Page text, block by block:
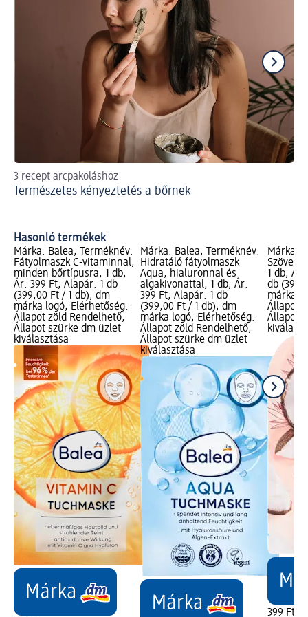
3 recept arcpakoláshoz
Természetes kényeztetés a bőrnek
Hasonló termékek
Márka: Balea; Terméknév:
Fátyolmaszk C-vitaminnal,
minden bőrtípusra, 1 db;
Ár: 399 Ft; Alapár: 1 db
(399,00 Ft / 1 db); dm
márka logó; Elérhetőség:
Állapot zöld Rendelhető,
Állapot szürke dm üzlet
kiválasztása
Márka: Balea; Terméknév:
Hidratáló fátyolmaszk
Aqua, hialuronnal és
algakivonattal, 1 db; Ár:
399 Ft; Alapár: 1 db
(399,00 Ft / 1 db); dm
márka logó; Elérhetőség:
Állapot zöld Rendelhető,
Állapot szürke dm üzlet
kiválasztása
Márka:
1 db; Ár:
db
márka
Állapot
Állapot
399 Ft